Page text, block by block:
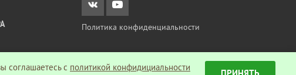
Политика конфиденциальности
соглашаетесь c политикой конфидициальности
ПРИНЯТЬ